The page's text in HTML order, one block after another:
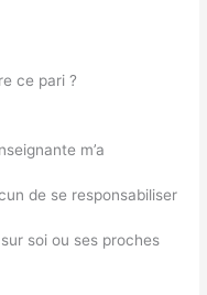
ce pari ?
m’a
de se responsabiliser
soi ou ses proches